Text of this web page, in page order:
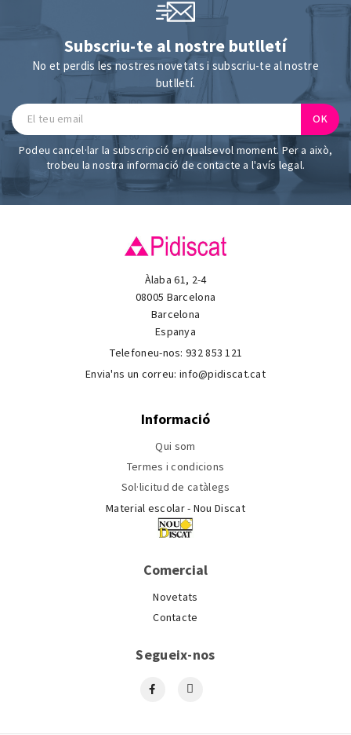
Subscriu-te al nostre butlletí
No et perdis les nostres novetats i subscriu-te al nostre
butlletí.
Podeu cancel·lar la subscripció en qualsevol moment. Per a això,
trobeu la nostra informació de contacte a l'avís legal.
Àlaba 61, 2-4
08005 Barcelona
Barcelona
Espanya
Telefoneu-nos:932 853 121
Envia'ns un correu: info@pidiscat.cat
Informació
Qui som
Termes i condicions
Sol·licitud de catàlegs
Material escolar - Nou Discat
Comercial
Novetats
Contacte
Segueix-nos